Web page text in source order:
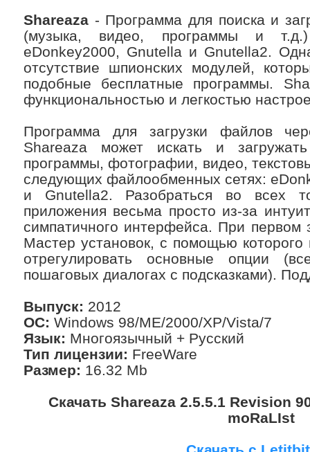
Shareaza - Программа для поиска и
(музыка, видео, программы и
eDonkey2000, Gnutella и Gnutella2.
отсутствие шпионских модулей,
подобные бесплатные программы.
функциональностью и легкостью
Программа для загрузки файлов
Shareaza может искать и
программы, фотографии, видео,
следующих файлообменных сетях:
и Gnutella2. Разобраться во всех
приложения весьма просто из-за
симпатичного интерфейса. При первом
Мастер установок, с помощью
отрегулировать основные опции
пошаговых диалогах с подсказками).
Выпуск: 2012
OC: Windows 98/ME/2000/XP/Vista/7
Язык: Многоязычный + Русский
Тип лицензии: FreeWare
Размер: 16.32 Mb
Скачать Shareaza 2.5.5.1 Revision
moRaLIst